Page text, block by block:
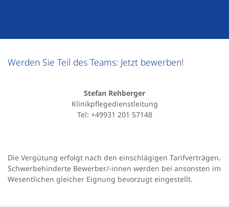
Werden Sie Teil des Teams: Jetzt bewerben!
Stefan Rehberger
Klinikpflegedienstleitung
Tel: +49931 201 57148
Die Vergütung erfolgt nach den einschlägigen Tarifverträgen.
Schwerbehinderte Bewerber/-innen werden bei ansonsten im
Wesentlichen gleicher Eignung bevorzugt eingestellt.